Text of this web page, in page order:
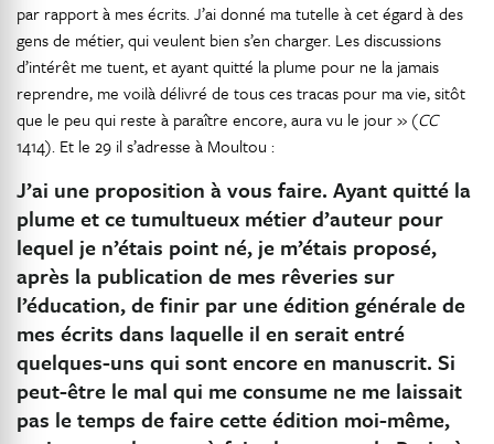
par rapport à mes écrits. J’ai donné ma tutelle à cet égard à des
gens de métier, qui veulent bien s’en charger. Les discussions
d’intérêt me tuent, et ayant quitté la plume pour ne la jamais
reprendre, me voilà délivré de tous ces tracas pour ma vie, sitôt
que le peu qui reste à paraître encore, aura vu le jour » (CC
1414). Et le 29 il s’adresse à Moultou :
J’ai une proposition à vous faire. Ayant quitté la
plume et ce tumultueux métier d’auteur pour
lequel je n’étais point né, je m’étais proposé,
après la publication de mes rêveries sur
l’éducation, de finir par une édition générale de
mes écrits dans laquelle il en serait entré
quelques-uns qui sont encore en manuscrit. Si
peut-être le mal qui me consume ne me laissait
pas le temps de faire cette édition moi-même,